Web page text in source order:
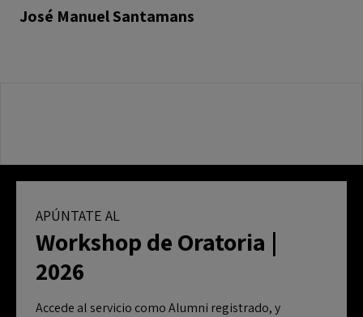
José Manuel Santamans
APÚNTATE AL
Workshop de Oratoria |
2026
Accede al servicio como Alumni registrado, y